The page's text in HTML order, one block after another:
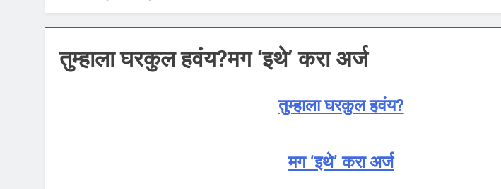
तुम्हाला घरकुल हवंय?मग ‘इथे’ करा अर्ज
तुम्हाला घरकुल हवंय?
मग ‘इथे’ करा अर्ज